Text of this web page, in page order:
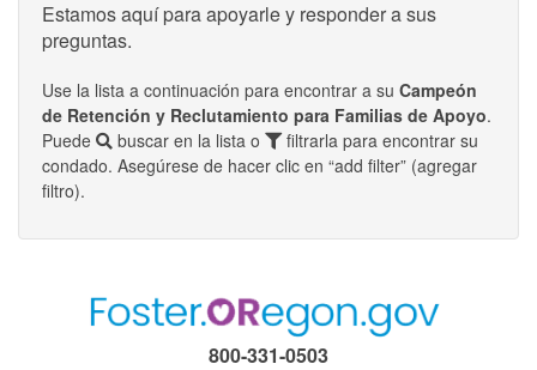
Estamos aquí para apoyarle y responder a sus
preguntas.
Use la lista a continuación para encontrar a su Campeón
de Retención y Reclutamiento para Familias de Apoyo.
Puede
buscar en la lista o
filtrarla para encontrar su
condado. Asegúrese de hacer clic en “add filter” (agregar
filtro).
800-331-0503